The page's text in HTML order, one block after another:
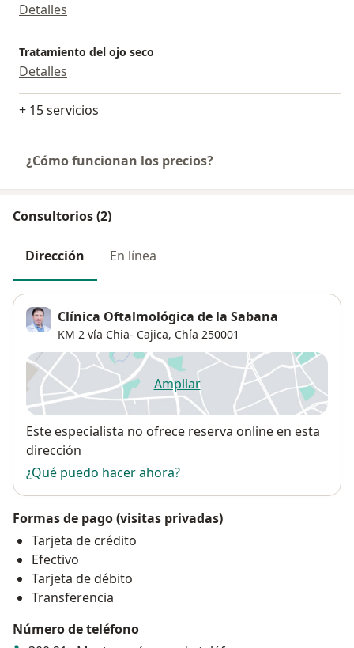
Detalles
Tratamiento del ojo seco
Detalles
+ 15 servicios
¿Cómo funcionan los precios?
Consultorios (2)
Dirección En línea
Clínica Oftalmológica de la Sabana
KM 2 vía Chia- Cajica, Chía 250001
Ampliarse abre en una nueva
Disponibilidad
Este especialista no ofrece reserva online en esta
dirección
¿Qué puedo hacer ahora?
Formas de pago (visitas privadas)
Tarjeta de crédito
Efectivo
Tarjeta de débito
Transferencia
Número de teléfono